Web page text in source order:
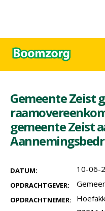
Gemeente Zeist
gemeente Zeist
DATUM: 10-06-
OPDRACHTGEVER:
OPDRACHTNEMER: